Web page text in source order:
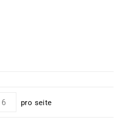
pro seite